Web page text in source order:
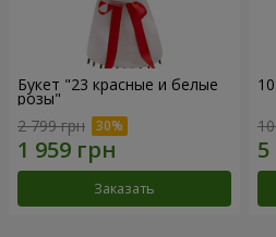
Букет "23 красные и белые
розы"
2 799 грн
Заказать